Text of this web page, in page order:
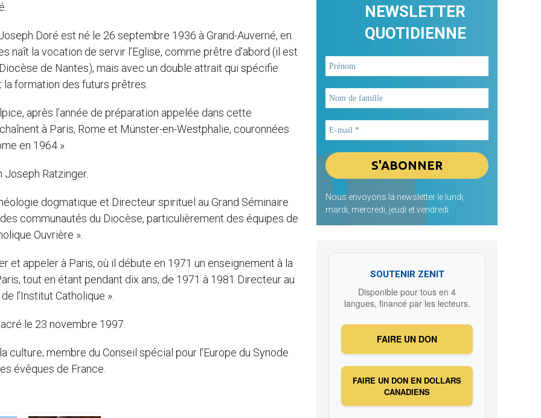
Doré est né le 26 septembre 1936 à Grand-Auverné, en
naît la vocation de servir l’Eglise, comme prêtre d’abord (il est
de Nantes), mais avec un double attrait qui spécifie
formation des futurs prêtres.
après l’année de préparation appelée dans cette
à Paris, Rome et Münster-en-Westphalie, couronnées
en 1964 »
Ratzinger.
dogmatique et Directeur spirituel au Grand Séminaire
communautés du Diocèse, particulièrement des équipes de
Ouvrière ».
et appeler à Paris, où il débute en 1971 un enseignement à la
tout en étant pendant dix ans, de 1971 à 1981 Directeur au
l’Institut Catholique ».
le 23 novembre 1997.
membre du Conseil spécial pour l’Europe du Synode
évêques de France.
NEWSLETTER
QUOTIDIENNE
Nous envoyons la newsletter le lundi,
mardi, mercredi, jeudi et vendredi
SOUTENIR ZENIT
Disponible pour tous en 4
langues, financé par les lecteurs.
FAIRE UN DON
FAIRE UN DON EN DOLLARS
CANADIENS